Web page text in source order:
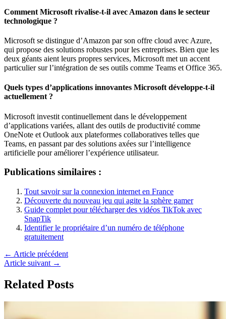
Comment Microsoft rivalise-t-il avec Amazon dans le secteur
technologique ?
Microsoft se distingue d’Amazon par son offre cloud avec Azure,
qui propose des solutions robustes pour les entreprises. Bien que les
deux géants aient leurs propres services, Microsoft met un accent
particulier sur l’intégration de ses outils comme Teams et Office 365.
Quels types d’applications innovantes Microsoft développe-t-il
actuellement ?
Microsoft investit continuellement dans le développement
d’applications variées, allant des outils de productivité comme
OneNote et Outlook aux plateformes collaboratives telles que
Teams, en passant par des solutions axées sur l’intelligence
artificielle pour améliorer l’expérience utilisateur.
Publications similaires :
Tout savoir sur la connexion internet en France
Découverte du nouveau jeu qui agite la sphère gamer
Guide complet pour télécharger des vidéos TikTok avec
SnapTik
Identifier le propriétaire d’un numéro de téléphone
gratuitement
← Article précédent
Article suivant →
Related Posts